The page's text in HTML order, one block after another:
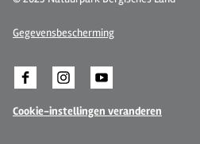
Gegevensbescherming
Cookie-instellingen veranderen